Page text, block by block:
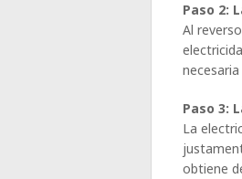
Paso 2:
Al
Paso 3:
La
obtiene